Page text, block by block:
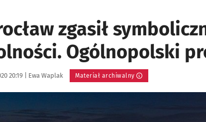
zgasił
Ogólnopolski
20:19 | Autor:
Ewa Waplak Materiał archiwalny